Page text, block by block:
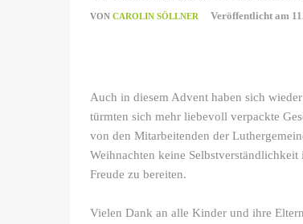
VON CAROLIN SÖLLNER Veröffentlicht am
Auch in diesem Advent haben sich
türmten sich mehr liebevoll verpackte
von den Mitarbeitenden der
Weihnachten keine
Freude zu bereiten.
Vielen Dank an alle Kinder und ihre